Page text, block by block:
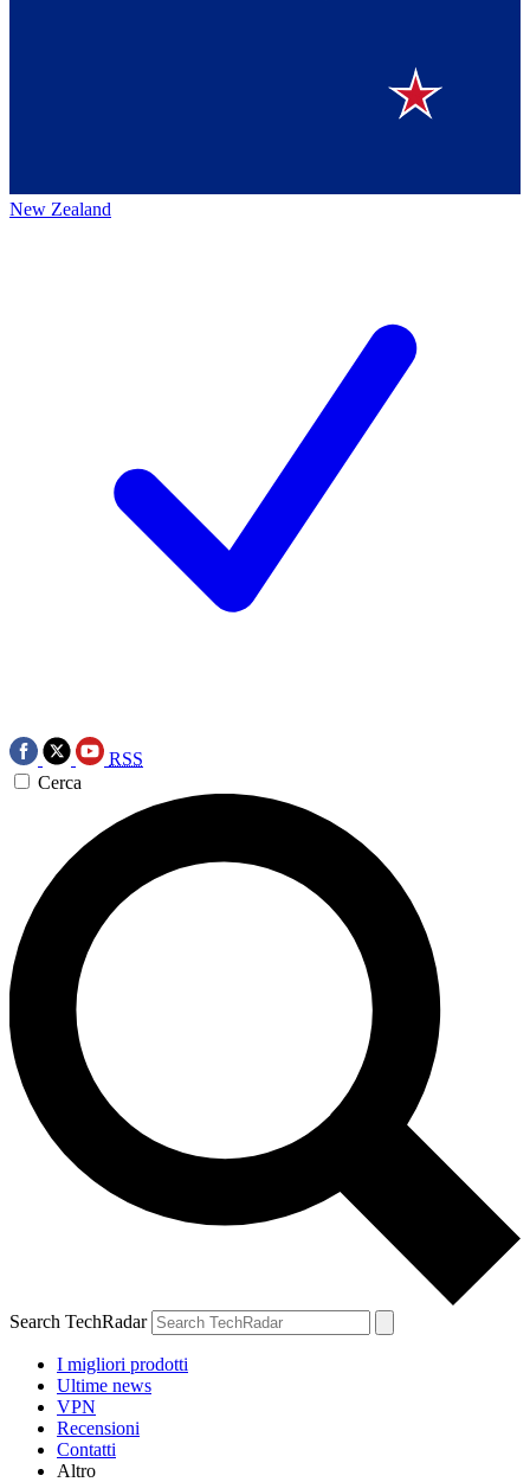
New Zealand
RSS
Cerca
Search TechRadar
I migliori prodotti
Ultime news
VPN
Recensioni
Contatti
Altro